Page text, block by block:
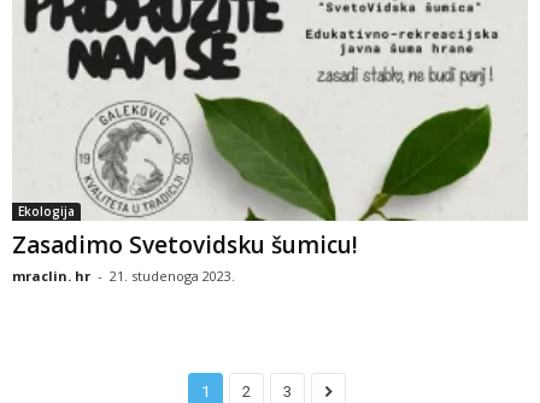
Ekologija
Zasadimo Svetovidsku šumicu!
mraclin. hr - 21. studenoga 2023.
1 2 3